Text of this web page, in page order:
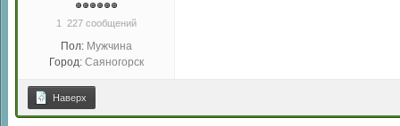
1 227 сообщений
Пол: Мужчина
Город: Саяногорск
Наверх